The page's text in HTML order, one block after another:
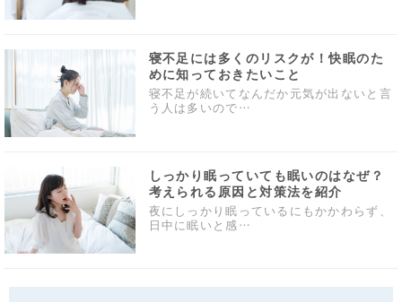
寝不足には多くのリスクが！快眠のた
めに知っておきたいこと
寝不足が続いてなんだか元気が出ないと言
う人は多いので…
しっかり眠っていても眠いのはなぜ？
考えられる原因と対策法を紹介
夜にしっかり眠っているにもかかわらず、
日中に眠いと感…